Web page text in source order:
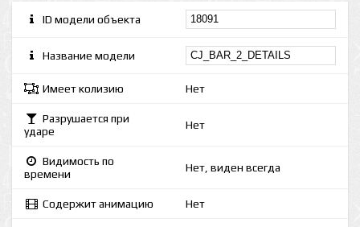
ID модели объекта
Название модели
Имеет колизию Нет
Разрушается при
ударе
Нет
Видимость по
времени
Нет, виден всегда
Содержит анимацию Нет